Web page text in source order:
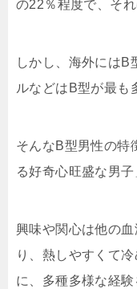
の22％程度で、そ
しかし、海外にはB
ルなどはB型が最も
そんなB型男性の特
る好奇心旺盛な男子
興味や関心は他の
り、熱しやすくて
に、多種多様な経験